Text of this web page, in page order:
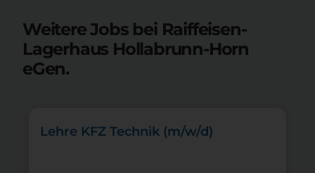
Weitere Jobs bei Raiffeisen-
Lagerhaus Hollabrunn-Horn
eGen.
Lehre KFZ Technik (m/w/d)